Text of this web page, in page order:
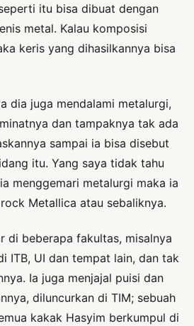
itu bisa dibuat dengan
metal. Kalau komposisi
keris yang dihasilkannya bisa
dia juga mendalami metalurgi,
dan tampaknya tak ada
sampai ia bisa disebut
itu. Yang saya tidak tahu
menggemari metalurgi maka ia
Metallica atau sebaliknya.
di beberapa fakultas, misalnya
ITB, UI dan tempat lain, dan tak
Ia juga menjajal puisi dan
diluncurkan di TIM; sebuah
kakak Hasyim berkumpul di